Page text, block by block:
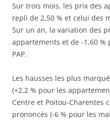
Sur trois mois, les prix des
repli de 2,50 % et celui des
Sur un an, la variation des
appartements et de -1,60
PAP.
Les hausses les plus
(+2,2 % pour les
Centre et Poitou-Charentes
prononcés (-6 % pour les